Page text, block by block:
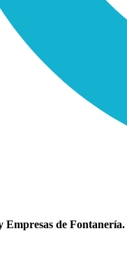
Empresas de Fontanería.